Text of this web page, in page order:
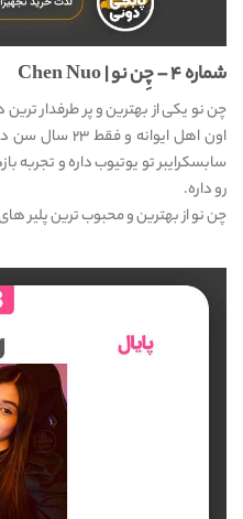
شماره ۴ – چِن نو | Chen Nuo
چن نو یکی از بهترین و پر طرفدار
رو داره.
چن نو از بهترین و محبوب ترین پلیر